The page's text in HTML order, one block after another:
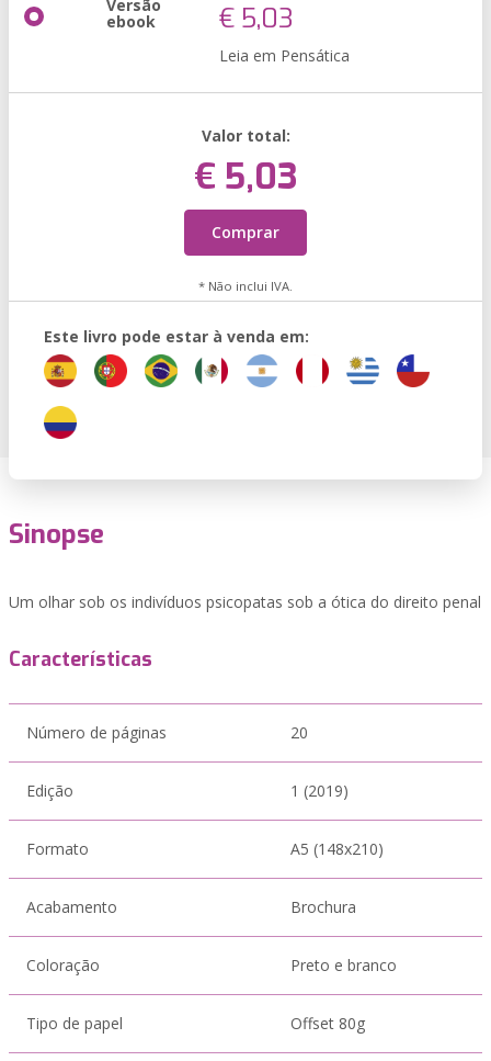
Versão
ebook € 5,03
Leia em Pensática
Valor total:
€ 5,03
Comprar
* Não inclui IVA.
Este livro pode estar à venda em:
Sinopse
Um olhar sob os indivíduos psicopatas sob a ótica do direito penal
Características
Número de páginas 20
Edição 1 (2019)
Formato A5 (148x210)
Acabamento Brochura
Coloração Preto e branco
Tipo de papel Offset 80g